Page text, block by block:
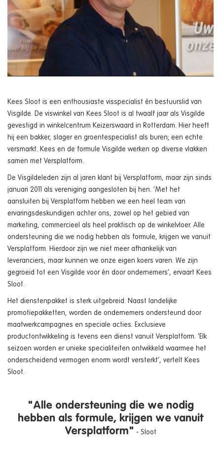
Kees Sloot is een enthousiaste visspecialist én bestuurslid van
Visgilde. De viswinkel van Kees Sloot is al twaalf jaar als Visgilde
gevestigd in winkelcentrum Keizerswaard in Rotterdam. Hier heeft
hij een bakker, slager en groentespecialist als buren; een echte
versmarkt. Kees en de formule Visgilde werken op diverse vlakken
samen met Versplatform.
De Visgildeleden zijn al jaren klant bij Versplatform, maar zijn sinds
januari 2011 als vereniging aangesloten bij hen. ‘Met het
aansluiten bij Versplatform hebben we een heel team van
ervaringsdeskundigen achter ons, zowel op het gebied van
marketing, commercieel als heel praktisch op de winkelvloer. Alle
ondersteuning die we nodig hebben als formule, krijgen we vanuit
Versplatform. Hierdoor zijn we niet meer afhankelijk van
leveranciers, maar kunnen we onze eigen koers varen. We zijn
gegroeid tot een Visgilde voor én door ondernemers’, ervaart Kees
Sloot.
Het dienstenpakket is sterk uitgebreid. Naast landelijke
promotiepakketten, worden de ondernemers ondersteund door
maatwerkcampagnes en speciale acties. Exclusieve
productontwikkeling is tevens een dienst vanuit Versplatform. ‘Elk
seizoen worden er unieke specialiteiten ontwikkeld waarmee het
onderscheidend vermogen enorm wordt versterkt’, vertelt Kees
Sloot.
"Alle ondersteuning die we nodig
hebben als formule, krijgen we vanuit
Versplatform" - Sloot